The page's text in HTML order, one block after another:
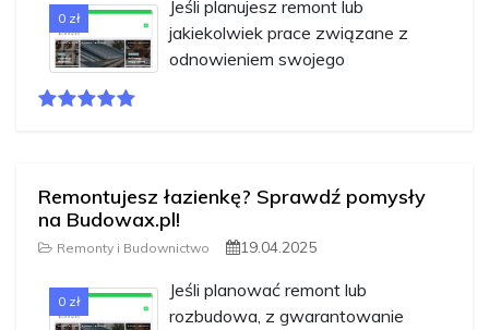
0 zł
Jeśli planujesz remont lub
jakiekolwiek prace związane z
odnowieniem swojego
Remontujesz łazienkę? Sprawdź pomysły
na Budowax.pl!
Remonty i Budownictwo 19.04.2025
0 zł
Jeśli planować remont lub
rozbudowa, z gwarantowanie